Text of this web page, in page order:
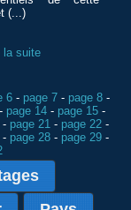
(...)
la suite
6 - page 7 - page 8 -
- page 14 - page 15 -
- page 21 - page 22 -
- page 28 - page 29 -